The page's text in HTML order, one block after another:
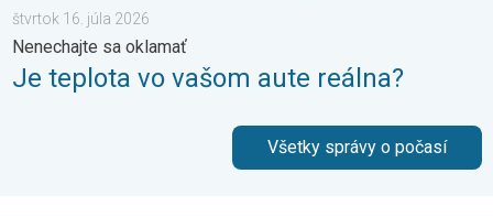
štvrtok 16. júla 2026
Nenechajte sa oklamať
Je teplota vo vašom aute reálna?
Všetky správy o počasí